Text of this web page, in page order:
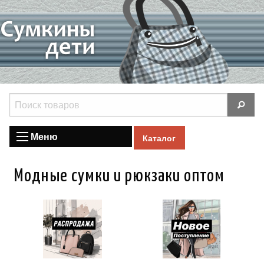
Меню Каталог
Модные сумки и рюкзаки оптом